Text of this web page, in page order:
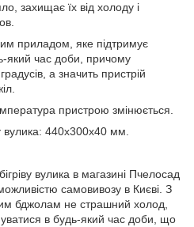
захищає їх від холоду і
приладом, яке підтримує
який час доби, причому
а значить пристрій
пристрою змінюється.
вулика: 440х300х40 мм.
вулика в магазині Пчелосад
самовивозу в Києві. З
бджолам не страшний холод,
в будь-який час доби, що